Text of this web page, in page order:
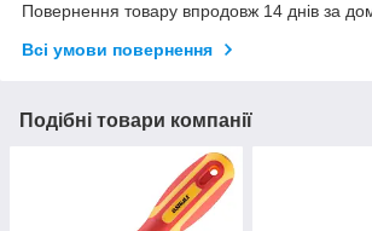
Повернення товару впродовж 14 днів за
Всі умови повернення
Подібні товари компанії